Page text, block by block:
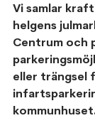
Vi samlar
helgens
Centrum och
eller trängsel